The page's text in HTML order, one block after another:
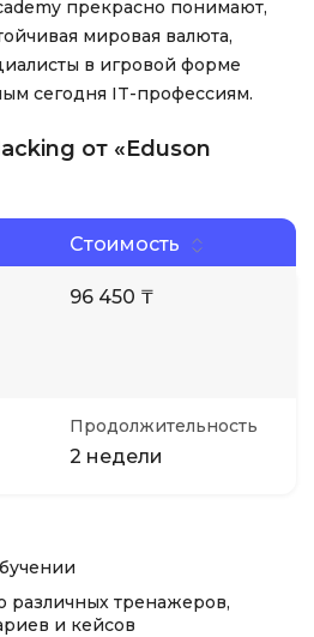
прекрасно понимают,
мировая валюта,
в игровой форме
сегодня IT-профессиям.
от «Eduson
Стоимость
96 450 ₸
Продолжительность
2 недели
различных тренажеров,
и кейсов